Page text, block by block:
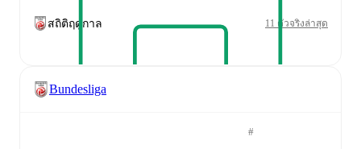
สถิติฤดูกาล 11 ตัวจริงล่าสุด
Bundesliga
#